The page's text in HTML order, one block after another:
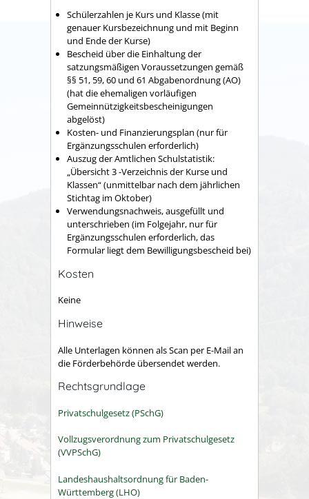
Schülerzahlen je Kurs und Klasse (mit
genauer Kursbezeichnung und mit Beginn
und Ende der Kurse)
Bescheid über die Einhaltung der
satzungsmäßigen Voraussetzungen gemäß
§§ 51, 59, 60 und 61 Abgabenordnung (AO)
(hat die ehemaligen vorläufigen
Gemeinnützigkeitsbescheinigungen
abgelöst)
Kosten- und Finanzierungsplan (nur für
Ergänzungsschulen erforderlich)
Auszug der Amtlichen Schulstatistik:
„Übersicht 3 -Verzeichnis der Kurse und
Klassen“ (unmittelbar nach dem jährlichen
Stichtag im Oktober)
Verwendungsnachweis, ausgefüllt und
unterschrieben (im Folgejahr, nur für
Ergänzungsschulen erforderlich, das
Formular liegt dem Bewilligungsbescheid bei)
Kosten
Keine
Hinweise
Alle Unterlagen können als Scan per E-Mail an
die Förderbehörde übersendet werden.
Rechtsgrundlage
Privatschulgesetz (PSchG)
Vollzugsverordnung zum Privatschulgesetz
(VVPSchG)
Landeshaushaltsordnung für Baden-
Württemberg (LHO)